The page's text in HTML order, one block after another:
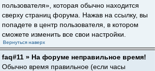
пользователя», которая обычно находится
сверху страниц форума. Нажав на ссылку, вы
попадете в центр пользователя, в котором
сможете изменить все свои настройки.
Вернуться наверх
faq#11 » На форуме неправильное время!
Обычно время правильное (если часы